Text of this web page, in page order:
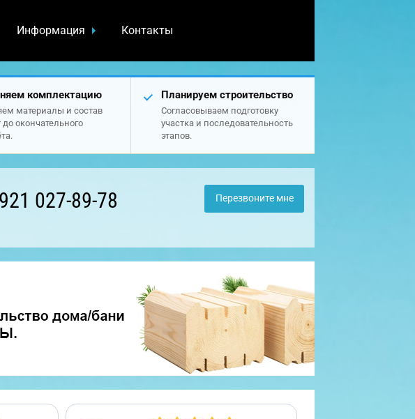
Информация Контакты
комплектацию
материалы и состав
до окончательного
Планируем строительство
Согласовываем подготовку
участка и последовательность
этапов.
027-89-78 Перезвоните мне